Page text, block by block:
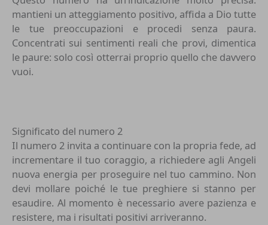
mantieni un atteggiamento positivo, affida a Dio tutte
le tue preoccupazioni e procedi senza paura.
Concentrati sui sentimenti reali che provi, dimentica
le paure: solo così otterrai proprio quello che davvero
vuoi.
Significato del numero 2
Il numero 2 invita a continuare con la propria fede, ad
incrementare il tuo coraggio, a richiedere agli Angeli
nuova energia per proseguire nel tuo cammino. Non
devi mollare poiché le tue preghiere si stanno per
esaudire. Al momento è necessario avere pazienza e
resistere, ma i risultati positivi arriveranno.